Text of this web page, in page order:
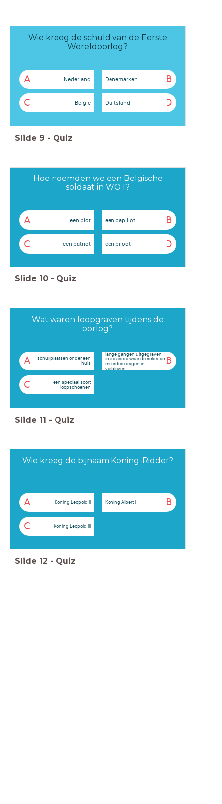
Wie kreeg de schuld van de Eerste
Wereldoorlog?
A Nederland B
Denemarken
C België D
Duitsland
Slide 9 - Quiz
Hoe noemden we een Belgische
soldaat in WO I?
A een piot B
een papillot
C een patriot D
een piloot
Slide 10 - Quiz
Wat waren loopgraven tijdens de
oorlog?
A
schuilplaatsen onder een
huis
B
lange gangen uitgegraven
in de aarde waar de soldaten
meerdere dagen in
verbleven
C
een speciaal soort
loopschoenen
Slide 11 - Quiz
Wie kreeg de bijnaam Koning-Ridder?
A Koning Leopold II B
Koning Albert I
C Koning Leopold III
Slide 12 - Quiz